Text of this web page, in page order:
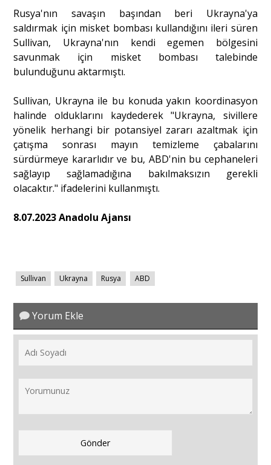
Rusya'nın savaşın başından beri Ukrayna'ya
saldırmak için misket bombası kullandığını ileri süren
Sullivan, Ukrayna'nın kendi egemen bölgesini
savunmak için misket bombası talebinde
bulunduğunu aktarmıştı.
Sullivan, Ukrayna ile bu konuda yakın koordinasyon
halinde olduklarını kaydederek "Ukrayna, sivillere
yönelik herhangi bir potansiyel zararı azaltmak için
çatışma sonrası mayın temizleme çabalarını
sürdürmeye kararlıdır ve bu, ABD'nin bu cephaneleri
sağlayıp sağlamadığına bakılmaksızın gerekli
olacaktır." ifadelerini kullanmıştı.
8.07.2023 Anadolu Ajansı
Sullivan Ukrayna Rusya ABD
Yorum Ekle